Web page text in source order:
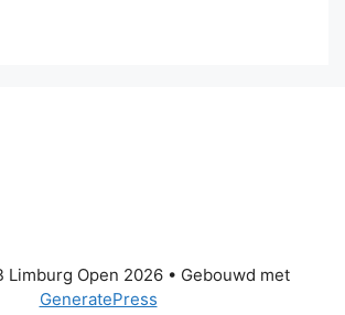
Limburg Open 2026• Gebouwd met
GeneratePress